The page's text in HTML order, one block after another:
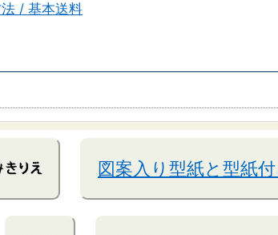
/ 基本送料
図案入り型紙と型紙